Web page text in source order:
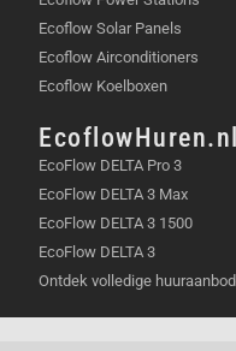
Ecoflow Solar Panels
Ecoflow Airconditioners
Ecoflow Koelboxen
EcoflowHuren.nl
EcoFlow DELTA Pro 3
EcoFlow DELTA 3 Max
EcoFlow DELTA 3 1500
EcoFlow DELTA 3
Ontdek volledige huuraanbod